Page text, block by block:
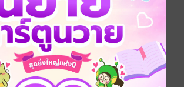
ล็อกอินเข้าระบบ